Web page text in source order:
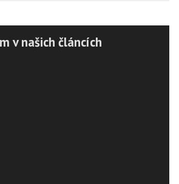
v našich článcích